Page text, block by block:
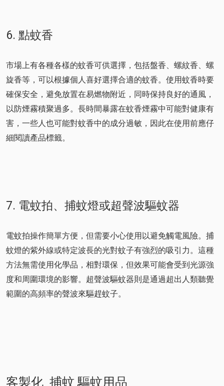
6. 點蚊香
市場上有各種各樣的蚊香可供選擇，包括盤香、螺紋香、螺
旋香等，可以根據個人喜好選擇合適的蚊香。使用蚊香時要
確保安全，避免放置在易燃物附近，同時保持良好的通風，
以防煙霧積聚過多。長時間暴露在蚊香煙霧中可能對健康有
害，一些人也可能對蚊香中的成分過敏，因此在使用前應仔
細閱讀產品標籤。
7. 電蚊拍、捕蚊燈或超聲波驅蚊器
電蚊拍操作簡單方便，但需要小心使用以避免觸電風險。捕
蚊燈的紫外線或特定波長的光對蚊子有強烈的吸引力。這種
方法無需使用化學品，相對環保，但效果可能會受到光源強
度和周圍環境的影響。超聲波驅蚊器則是通過超出人類聽覺
範圍的高頻率的聲波來驅趕蚊子。
客製化 捕蚊 驅蚊用品